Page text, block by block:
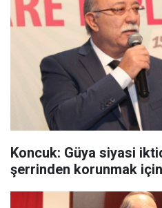
Koncuk: Güya siyasi
şerrinden korunmak için